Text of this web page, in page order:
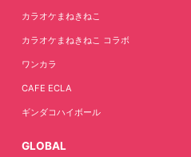
カラオケまねきねこ
カラオケまねきねこ コラボ
ワンカラ
CAFE ECLA
ギンダコハイボール
GLOBAL